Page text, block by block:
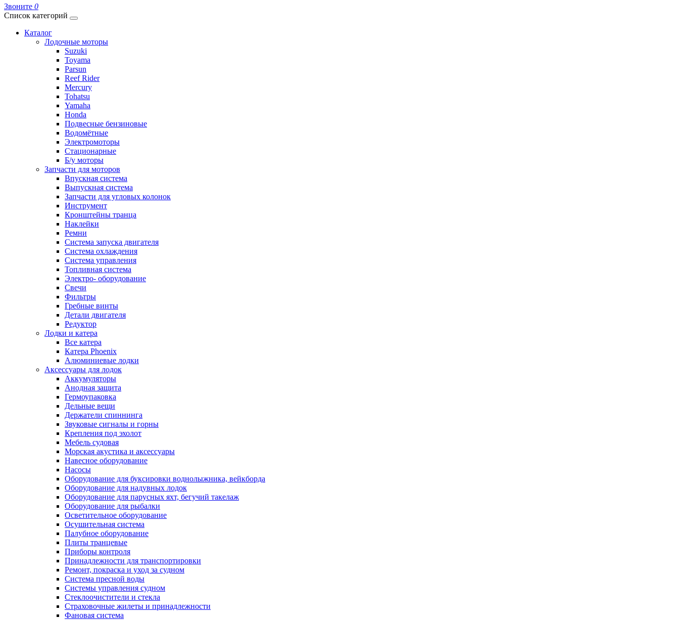
Звоните 0
Список категорий
Каталог
Лодочные моторы
Suzuki
Toyama
Parsun
Reef Rider
Mercury
Tohatsu
Yamaha
Honda
Подвесные бензиновые
Водомётные
Электромоторы
Стационарные
Б/у моторы
Запчасти для моторов
Впускная система
Выпускная система
Запчасти для угловых колонок
Инструмент
Кронштейны транца
Наклейки
Ремни
Система запуска двигателя
Система охлаждения
Система управления
Топливная система
Электро- оборудование
Свечи
Фильтры
Гребные винты
Детали двигателя
Редуктор
Лодки и катера
Все катера
Катера Phoenix
Алюминиевые лодки
Аксессуары для лодок
Аккумуляторы
Анодная защита
Гермоупаковка
Дельные вещи
Держатели спиннинга
Звуковые сигналы и горны
Крепления под эхолот
Мебель судовая
Морская акустика и аксессуары
Навесное оборудование
Насосы
Оборудование для буксировки воднолыжника, вейкборда
Оборудование для надувных лодок
Оборудование для парусных яхт, бегучий такелаж
Оборудование для рыбалки
Осветительное оборудование
Осушительная система
Палубное оборудование
Плиты транцевые
Приборы контроля
Принадлежности для транспортировки
Ремонт, покраска и уход за судном
Система пресной воды
Системы управления судном
Стеклоочистители и стекла
Страховочные жилеты и принадлежности
Фановая система